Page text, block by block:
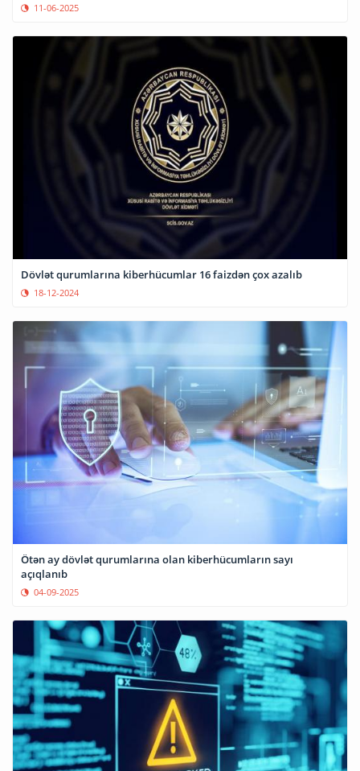
11-06-2025
Dövlət qurumlarına kiberhücumlar 16 faizdən çox azalıb
18-12-2024
Ötən ay dövlət qurumlarına olan kiberhücumların sayı
açıqlanıb
04-09-2025